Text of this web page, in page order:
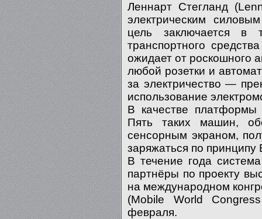
Леннарт Стегланд
электрическим
цель заключается в
транспортного
ожидает от роскошного
любой розетки и
за электричество —
использование
В качестве
Пять таких машин,
сенсорным экраном,
заряжаться по принципу
В течение года
партнёры по проекту
на международном
(Mobile World
февраля.